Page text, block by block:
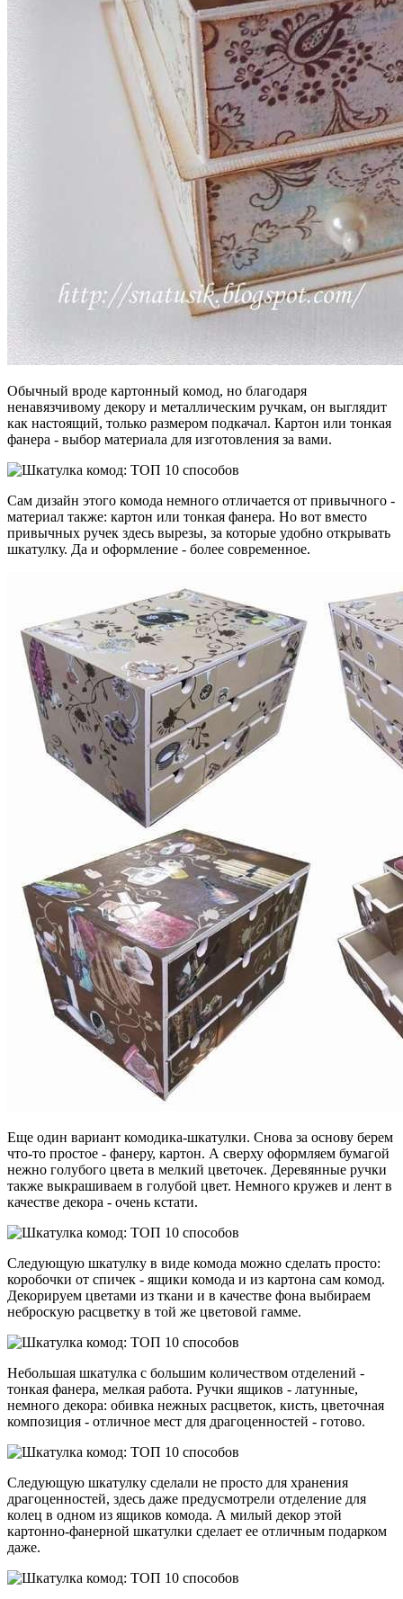
Обычный вроде картонный комод, но благодаря
ненавязчивому декору и металлическим ручкам, он выглядит
как настоящий, только размером подкачал. Картон или тонкая
фанера - выбор материала для изготовления за вами.
Сам дизайн этого комода немного отличается от привычного -
материал также: картон или тонкая фанера. Но вот вместо
привычных ручек здесь вырезы, за которые удобно открывать
шкатулку. Да и оформление - более современное.
Еще один вариант комодика-шкатулки. Снова за основу берем
что-то простое - фанеру, картон. А сверху оформляем бумагой
нежно голубого цвета в мелкий цветочек. Деревянные ручки
также выкрашиваем в голубой цвет. Немного кружев и лент в
качестве декора - очень кстати.
Следующую шкатулку в виде комода можно сделать просто:
коробочки от спичек - ящики комода и из картона сам комод.
Декорируем цветами из ткани и в качестве фона выбираем
неброскую расцветку в той же цветовой гамме.
Небольшая шкатулка с большим количеством отделений -
тонкая фанера, мелкая работа. Ручки ящиков - латунные,
немного декора: обивка нежных расцветок, кисть, цветочная
композиция - отличное мест для драгоценностей - готово.
Следующую шкатулку сделали не просто для хранения
драгоценностей, здесь даже предусмотрели отделение для
колец в одном из ящиков комода. А милый декор этой
картонно-фанерной шкатулки сделает ее отличным подарком
даже.